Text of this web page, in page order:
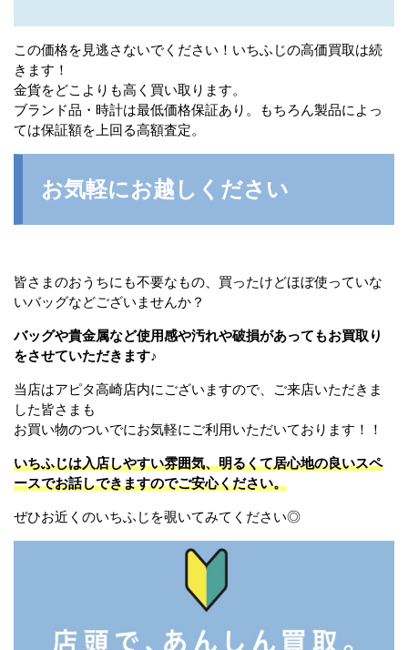
この価格を見逃さないでください！いちふじの高価買取は続
きます！
金貨をどこよりも高く買い取ります。
ブランド品・時計は最低価格保証あり。もちろん製品によっ
ては保証額を上回る高額査定。
お気軽にお越しください
皆さまのおうちにも不要なもの、買ったけどほぼ使っていな
いバッグなどございませんか？
バッグや貴金属など使用感や汚れや破損があってもお買取り
をさせていただきます♪
当店はアピタ高崎店内にございますので、ご来店いただきま
した皆さまも
お買い物のついでにお気軽にご利用いただいております！！
いちふじは入店しやすい雰囲気、明るくて居心地の良いスペ
ースでお話しできますのでご安心ください。
ぜひお近くのいちふじを覗いてみてください◎